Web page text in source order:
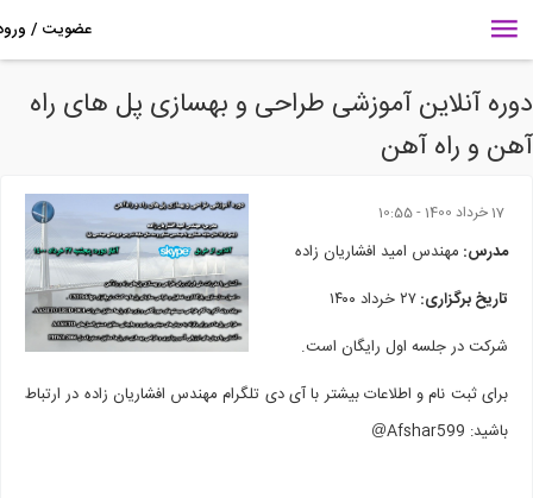
آنلاین آموزشی طراحی و بهسازی پل های راه
و راه آهن
مدرس:مهندس امید افشاریان زاده
تاریخ برگزاری:۲۷ خرداد ۱۴۰۰
شرکت در جلسه اول رایگان است.
برای ثبت نام و اطلاعات بیشتر با آی دی تلگرام مهندس افشاریان زاده در ارتباط
باشید: Afshar599
@